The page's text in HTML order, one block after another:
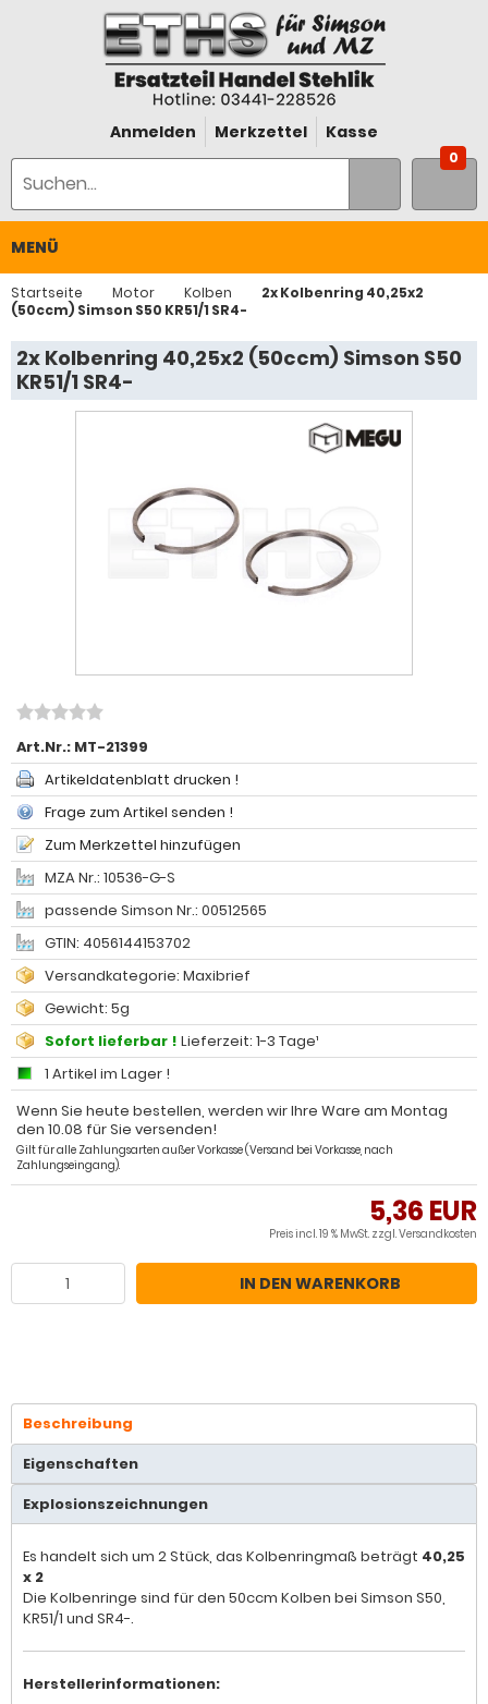
Anmelden Merkzettel Kasse
0
MENÜ
Startseite Motor Kolben
2x Kolbenring 40,25x2
(50ccm) Simson S50 KR51/1 SR4-
2x Kolbenring 40,25x2 (50ccm) Simson S50
KR51/1 SR4-
Art.Nr.: MT-21399
Artikeldatenblatt drucken !
Frage zum Artikel senden !
Zum Merkzettel hinzufügen
MZA Nr.: 10536-G-S
passende Simson Nr.: 00512565
GTIN: 4056144153702
Versandkategorie: Maxibrief
Gewicht: 5g
Sofort lieferbar ! Lieferzeit: 1-3 Tage¹
1 Artikel im Lager !
Wenn Sie heute bestellen, werden wir Ihre Ware am Montag
den 10.08 für Sie versenden!
Gilt für alle Zahlungsarten außer Vorkasse (Versand bei Vorkasse, nach
Zahlungseingang).
5,36 EUR
Preis incl. 19 % MwSt. zzgl.Versandkosten
IN DEN WARENKORB
Beschreibung
Eigenschaften
Explosionszeichnungen
Es handelt sich um 2 Stück, das Kolbenringmaß beträgt 40,25
x 2
Die Kolbenringe sind für den 50ccm Kolben bei Simson S50,
KR51/1 und SR4-.
Herstellerinformationen: